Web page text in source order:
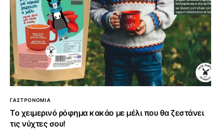
ΓΑΣΤΡΟΝΟΜΙΑ
Το χειμερινό ρόφημα κακάο με μέλι που θα ζεστάνει
τις νύχτες σου!